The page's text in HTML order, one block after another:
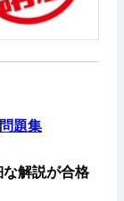
題集
解説が合格